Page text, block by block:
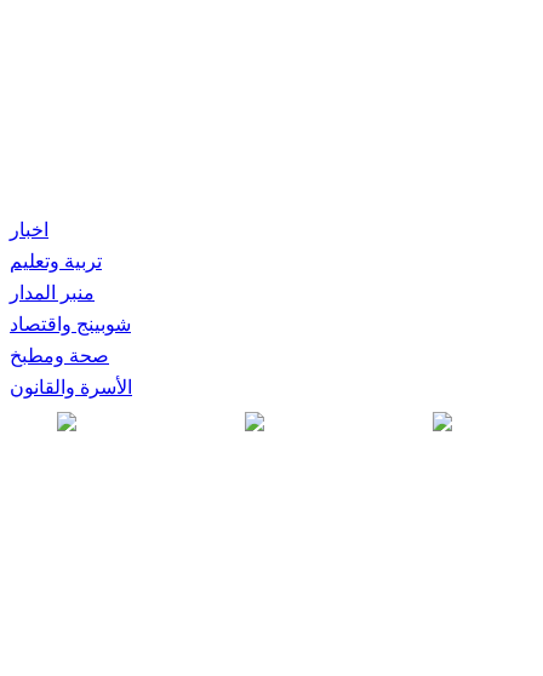
اخبار
تربية وتعليم
منبر المدار
شوبينج واقتصاد
صحة ومطبخ
الأسرة والقانون